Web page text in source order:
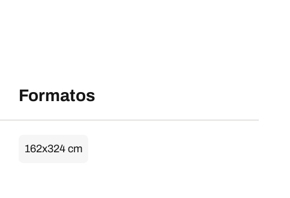
Formatos
162x324 cm